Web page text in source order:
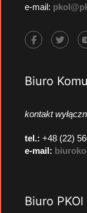
e-mail:
Biuro
kontakt
tel.: +48 (22)
e-mail:
Biuro PKOl